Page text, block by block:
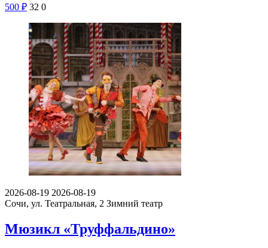
500 ₽ 32 0
2026-08-19 2026-08-19
Сочи, ул. Театральная, 2 Зимний театр
Мюзикл «Труффальдино»